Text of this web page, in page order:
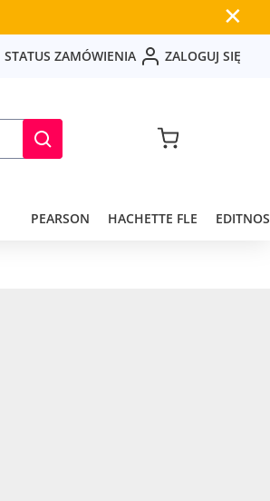
✕
STATUS ZAMÓWIENIA ZALOGUJ SIĘ
PEARSON HACHETTE FLE EDITNOS